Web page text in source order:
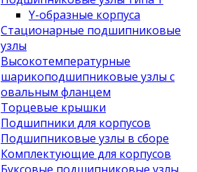
Y-образные корпуса
Стационарные подшипниковые
узлы
Высокотемпературные
шарикоподшипниковые узлы с
овальным фланцем
Торцевые крышки
Подшипники для корпусов
Подшипниковые узлы в сборе
Комплектующие для корпусов